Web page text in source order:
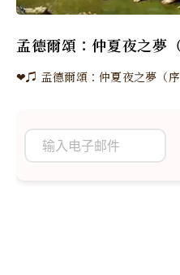
孟德爾頌：仲夏夜之夢